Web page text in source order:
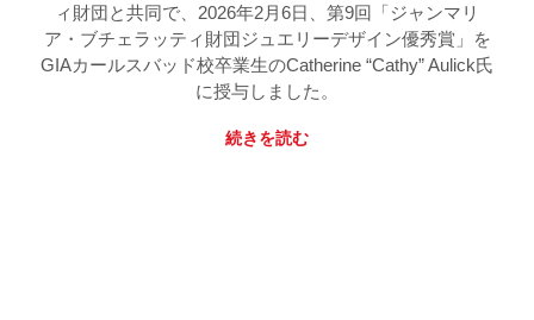
ィ財団と共同で、2026年2月6日、第9回「ジャンマリ
ア・ブチェラッティ財団ジュエリーデザイン優秀賞」を
GIAカールスバッド校卒業生のCatherine “Cathy” Aulick氏
に授与しました。
続きを読む